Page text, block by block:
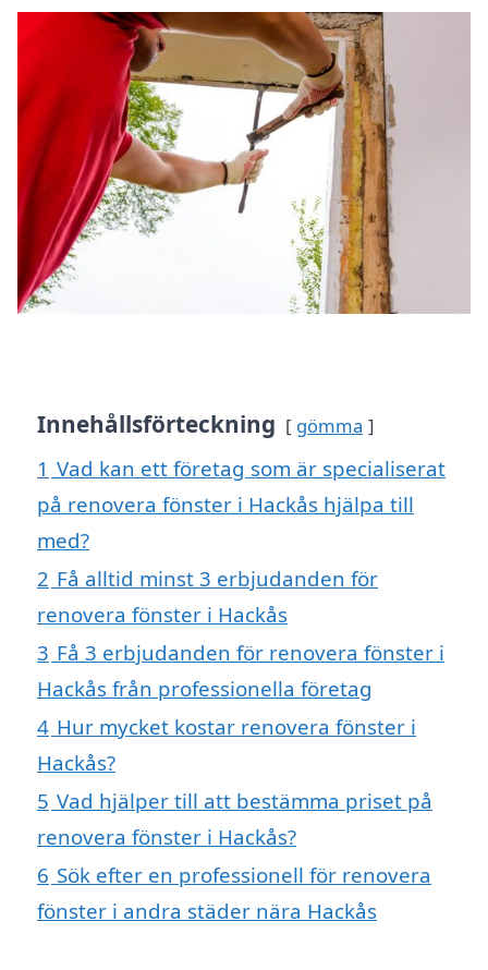
Innehållsförteckning gömma
1 Vad kan ett företag som är specialiserat
på renovera fönster i Hackås hjälpa till
med?
2 Få alltid minst 3 erbjudanden för
renovera fönster i Hackås
3 Få 3 erbjudanden för renovera fönster i
Hackås från professionella företag
4 Hur mycket kostar renovera fönster i
Hackås?
5 Vad hjälper till att bestämma priset på
renovera fönster i Hackås?
6 Sök efter en professionell för renovera
fönster i andra städer nära Hackås